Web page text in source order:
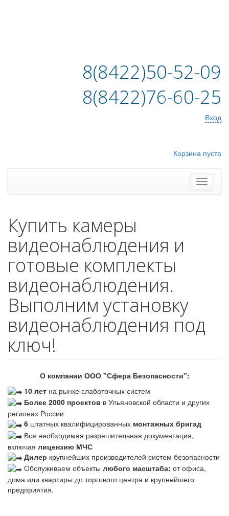
8(8422)50-52-09
8(8422)76-60-25
Вход
Корзина пуста
Купить камеры
видеонаблюдения и
готовые комплекты
видеонаблюдения.
Выполним установку
видеонаблюдения под
ключ!
О компании ООО "Сфера Безопасности":
10 лет на рынке слаботочных систем
Более 2000 проектов в Ульяновской области и других
регионах России
6 штатных квалифицированных монтажных бригад
Вся необходимая разрешительная документация,
включая лицензию МЧС
Дилер крупнейших производителей систем безопасности
Обслуживаем объекты любого масштаба: от офиса,
дома или квартиры до торгового центра и крупнейшего
предприятия.